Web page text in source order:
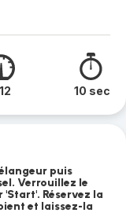
10 sec
puis
Verrouillez le
Réservez la
et laissez-la